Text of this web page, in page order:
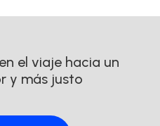
el viaje hacia un
y más justo